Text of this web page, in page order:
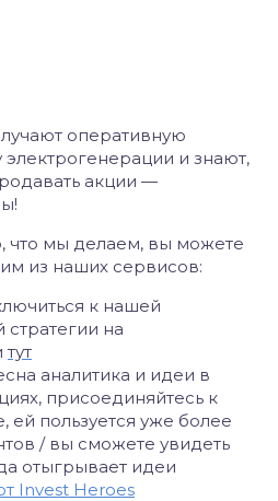
оперативную
электрогенерации и знают,
акции —
что мы делаем, вы можете
из наших сервисов:
к нашей
на
тут
аналитика и идеи в
присоединяйтесь к
ей пользуется уже более
/ вы сможете увидеть
отыгрывает идеи
Invest Heroes